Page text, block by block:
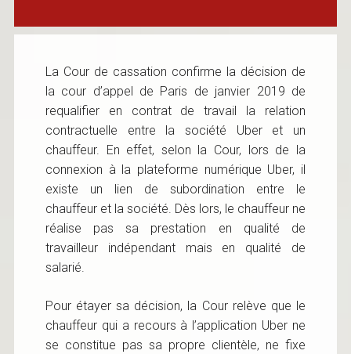
La Cour de cassation confirme la décision de
la cour d’appel de Paris de janvier 2019 de
requalifier en contrat de travail la relation
contractuelle entre la société Uber et un
chauffeur. En effet, selon la Cour, lors de la
connexion à la plateforme numérique Uber, il
existe un lien de subordination entre le
chauffeur et la société. Dès lors, le chauffeur ne
réalise pas sa prestation en qualité de
travailleur indépendant mais en qualité de
salarié.
Pour étayer sa décision, la Cour relève que le
chauffeur qui a recours à l’application Uber ne
se constitue pas sa propre clientèle, ne fixe